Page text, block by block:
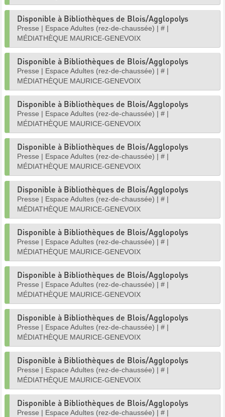
Disponible à Bibliothèques de Blois/Agglopolys
Presse | Espace Adultes (rez-de-chaussée) | # |
MÉDIATHÈQUE MAURICE-GENEVOIX
Disponible à Bibliothèques de Blois/Agglopolys
Presse | Espace Adultes (rez-de-chaussée) | # |
MÉDIATHÈQUE MAURICE-GENEVOIX
Disponible à Bibliothèques de Blois/Agglopolys
Presse | Espace Adultes (rez-de-chaussée) | # |
MÉDIATHÈQUE MAURICE-GENEVOIX
Disponible à Bibliothèques de Blois/Agglopolys
Presse | Espace Adultes (rez-de-chaussée) | # |
MÉDIATHÈQUE MAURICE-GENEVOIX
Disponible à Bibliothèques de Blois/Agglopolys
Presse | Espace Adultes (rez-de-chaussée) | # |
MÉDIATHÈQUE MAURICE-GENEVOIX
Disponible à Bibliothèques de Blois/Agglopolys
Presse | Espace Adultes (rez-de-chaussée) | # |
MÉDIATHÈQUE MAURICE-GENEVOIX
Disponible à Bibliothèques de Blois/Agglopolys
Presse | Espace Adultes (rez-de-chaussée) | # |
MÉDIATHÈQUE MAURICE-GENEVOIX
Disponible à Bibliothèques de Blois/Agglopolys
Presse | Espace Adultes (rez-de-chaussée) | # |
MÉDIATHÈQUE MAURICE-GENEVOIX
Disponible à Bibliothèques de Blois/Agglopolys
Presse | Espace Adultes (rez-de-chaussée) | # |
MÉDIATHÈQUE MAURICE-GENEVOIX
Disponible à Bibliothèques de Blois/Agglopolys
Presse | Espace Adultes (rez-de-chaussée) | # |